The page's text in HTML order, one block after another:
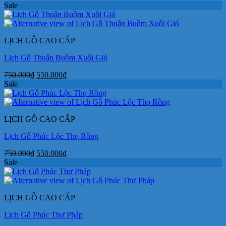
Sale
LỊCH GỖ CAO CẤP
Lịch Gỗ Thuận Buồm Xuôi Gió
750.000₫ Giá
là:
750.000₫.
550.000₫Giá
tại
là:
Sale
LỊCH GỖ CAO CẤP
Lịch Gỗ Phúc Lộc Thọ Rồng
750.000₫ Giá
là:
750.000₫.
550.000₫Giá
tại
là:
Sale
LỊCH GỖ CAO CẤP
Lịch Gỗ Phúc Thư Pháp